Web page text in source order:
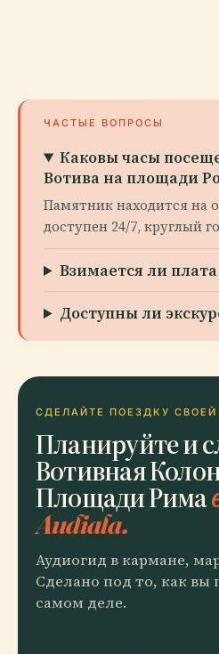
ЧАСТЫЕ ВОПРОСЫ
Каковы часы
Вотива на площади
Памятник находится на
доступен 24/7, круглый
Взимается ли плата
Доступны ли
СДЕЛАЙТЕ ПОЕЗДКУ СВОЕЙ
Планируйте и
Вотивная
Площади Рима
Audiala.
Аудиогид в кармане,
Сделано под то, как вы
самом деле.